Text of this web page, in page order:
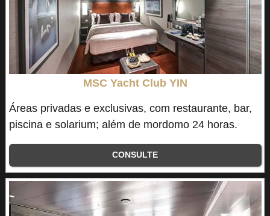
MSC Yacht Club YIN
Áreas privadas e exclusivas, com restaurante, bar,
piscina e solarium; além de mordomo 24 horas.
CONSULTE